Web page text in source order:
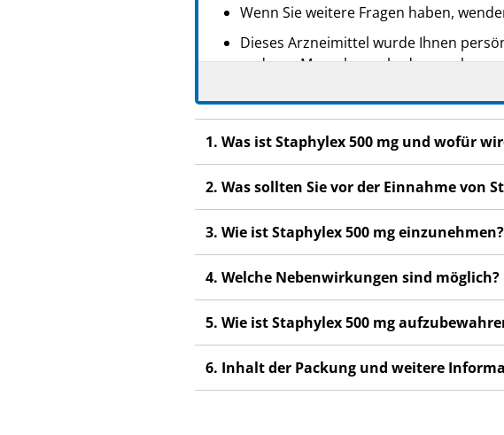
Wenn Sie weitere Fragen haben,
Dieses Arzneimittel wurde Ihnen
anderen Menschen schaden, auch
Nebenwirkungen, die nicht in dieser
1. Was ist Staphylex 500 mg und wofür
2. Was sollten Sie vor der Einnahme von
3. Wie ist Staphylex 500 mg einzunehmen?
4. Welche Nebenwirkungen sind möglich?
5. Wie ist Staphylex 500 mg
6. Inhalt der Packung und weitere